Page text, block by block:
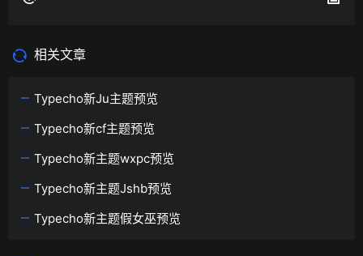
相关文章
Typecho新Ju主题预览
Typecho新cf主题预览
Typecho新主题wxpc预览
Typecho新主题Jshb预览
Typecho新主题假女巫预览